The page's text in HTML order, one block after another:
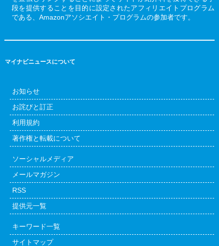
段を提供することを目的に設定されたアフィリエイトプログラム
である、Amazonアソシエイト・プログラムの参加者です。
マイナビニュースについて
お知らせ
お詫びと訂正
利用規約
著作権と転載について
ソーシャルメディア
メールマガジン
RSS
提供元一覧
キーワード一覧
サイトマップ